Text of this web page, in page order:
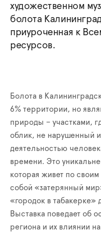
художественном
болота
приуроченная к
ресурсов.
Болота в
6% территории, но
природы – участками,
облик, не нарушенный
деятельностью
времени. Это
которая живет по
собой «затерянный
«городок в табакерке»
Выставка поведает об
региона и их влиянии